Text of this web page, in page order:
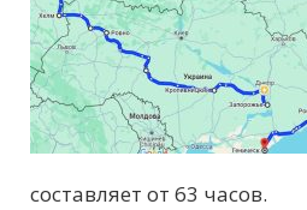
составляет от 63 часов.